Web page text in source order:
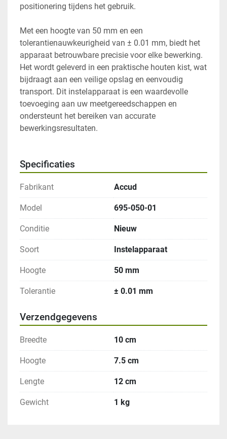
positionering tijdens het gebruik.
Met een hoogte van 50 mm en een
tolerantienauwkeurigheid van ± 0.01 mm, biedt het
apparaat betrouwbare precisie voor elke bewerking.
Het wordt geleverd in een praktische houten kist, wat
bijdraagt aan een veilige opslag en eenvoudig
transport. Dit instelapparaat is een waardevolle
toevoeging aan uw meetgereedschappen en
ondersteunt het bereiken van accurate
bewerkingsresultaten.
Specificaties
Fabrikant Accud
Model 695-050-01
Conditie Nieuw
Soort Instelapparaat
Hoogte 50 mm
Tolerantie ± 0.01 mm
Verzendgegevens
Breedte 10 cm
Hoogte 7.5 cm
Lengte 12 cm
Gewicht 1 kg